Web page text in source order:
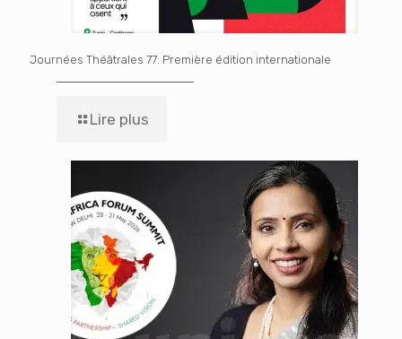
Journées Théâtrales 77: Première édition internationale
Lire plus